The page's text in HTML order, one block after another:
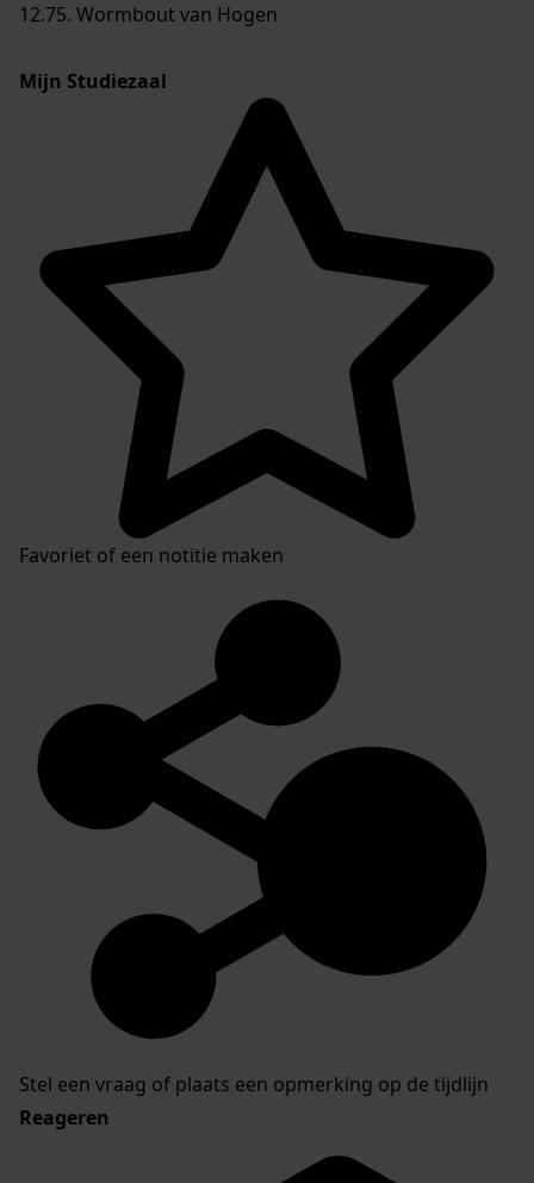
12.75. Wormbout van Hogen
Mijn Studiezaal
Favoriet of een notitie maken
Stel een vraag of plaats een opmerking op de tijdlijn
Reageren